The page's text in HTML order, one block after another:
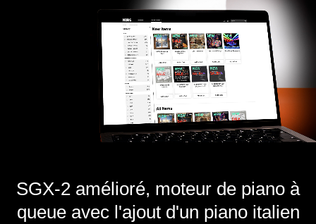
SGX-2 amélioré, moteur de piano à
queue avec l'ajout d'un piano italien